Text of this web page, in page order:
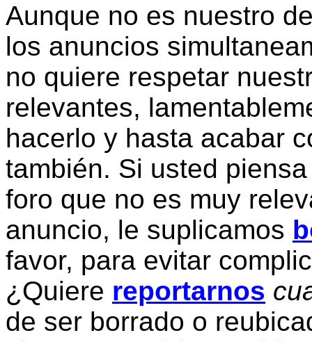
Aunque no es nuestro
los anuncios
no quiere respetar
relevantes,
hacerlo y hasta acabar
también. Si usted
foro que no es muy
anuncio, le suplicamos
favor, para evitar
¿Quiere reportarnos
de ser borrado o